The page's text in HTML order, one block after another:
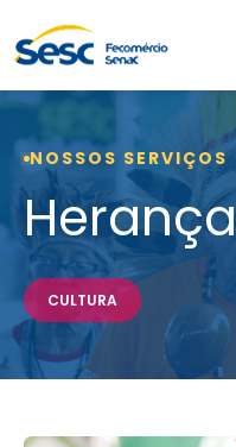
NOSSOS SERVIÇOS
CULTURA